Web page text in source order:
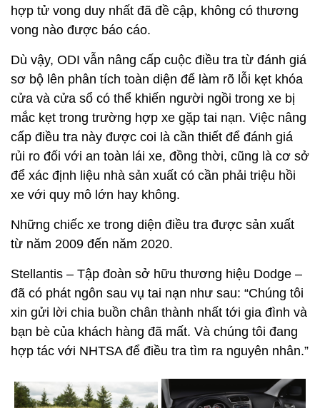
hợp tử vong duy nhất đã đề cập, không có thương
vong nào được báo cáo.
Dù vậy, ODI vẫn nâng cấp cuộc điều tra từ đánh giá
sơ bộ lên phân tích toàn diện để làm rõ lỗi kẹt khóa
cửa và cửa sổ có thể khiến người ngồi trong xe bị
mắc kẹt trong trường hợp xe gặp tai nạn. Việc nâng
cấp điều tra này được coi là cần thiết để đánh giá
rủi ro đối với an toàn lái xe, đồng thời, cũng là cơ sở
để xác định liệu nhà sản xuất có cần phải triệu hồi
xe với quy mô lớn hay không.
Những chiếc xe trong diện điều tra được sản xuất
từ năm 2009 đến năm 2020.
Stellantis – Tập đoàn sở hữu thương hiệu Dodge –
đã có phát ngôn sau vụ tai nạn như sau: “Chúng tôi
xin gửi lời chia buồn chân thành nhất tới gia đình và
bạn bè của khách hàng đã mất. Và chúng tôi đang
hợp tác với NHTSA để điều tra tìm ra nguyên nhân.”